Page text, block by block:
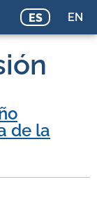
ES EN
de la